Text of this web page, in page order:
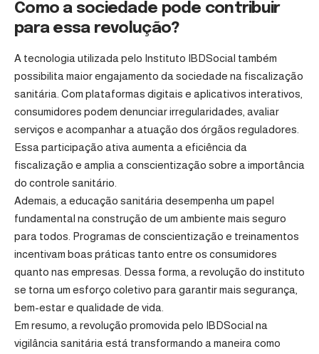
Como a sociedade pode contribuir
para essa revolução?
A tecnologia utilizada pelo Instituto IBDSocial também
possibilita maior engajamento da sociedade na fiscalização
sanitária. Com plataformas digitais e aplicativos interativos,
consumidores podem denunciar irregularidades, avaliar
serviços e acompanhar a atuação dos órgãos reguladores.
Essa participação ativa aumenta a eficiência da
fiscalização e amplia a conscientização sobre a importância
do controle sanitário.
Ademais, a educação sanitária desempenha um papel
fundamental na construção de um ambiente mais seguro
para todos. Programas de conscientização e treinamentos
incentivam boas práticas tanto entre os consumidores
quanto nas empresas. Dessa forma, a revolução do instituto
se torna um esforço coletivo para garantir mais segurança,
bem-estar e qualidade de vida.
Em resumo, a revolução promovida pelo IBDSocial na
vigilância sanitária está transformando a maneira como